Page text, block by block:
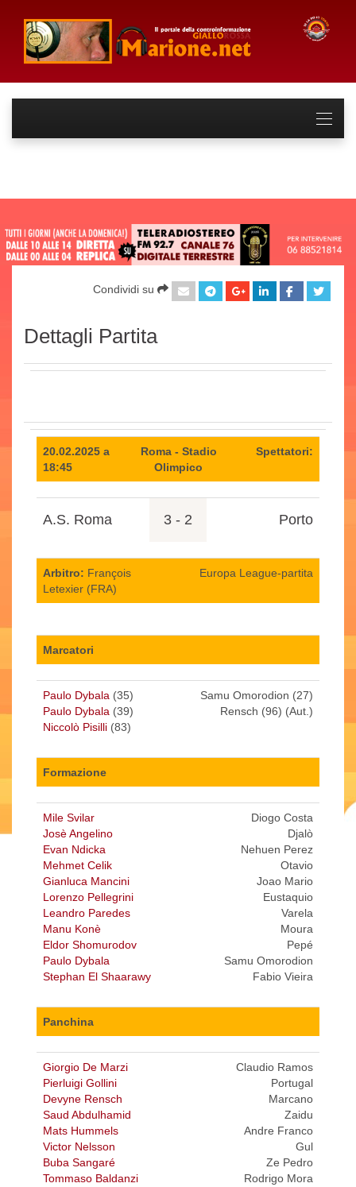
Condividi su
Dettagli Partita
20.02.2025 a
18:45
Roma - Stadio
Olimpico
Spettatori:
A.S. Roma 3 - 2 Porto
Arbitro: François
Letexier (FRA)
Europa League-partita
Marcatori
Paulo Dybala (35)
Paulo Dybala (39)
Niccolò Pisilli (83)
Samu Omorodion (27)
Rensch (96) (Aut.)
Formazione
Mile Svilar
Josè Angelino
Evan Ndicka
Mehmet Celik
Gianluca Mancini
Lorenzo Pellegrini
Leandro Paredes
Manu Konè
Eldor Shomurodov
Paulo Dybala
Stephan El Shaarawy
Diogo Costa
Djalò
Nehuen Perez
Otavio
Joao Mario
Eustaquio
Varela
Moura
Pepé
Samu Omorodion
Fabio Vieira
Panchina
Giorgio De Marzi
Pierluigi Gollini
Devyne Rensch
Saud Abdulhamid
Mats Hummels
Victor Nelsson
Buba Sangaré
Tommaso Baldanzi
Claudio Ramos
Portugal
Marcano
Zaidu
Andre Franco
Gul
Ze Pedro
Rodrigo Mora